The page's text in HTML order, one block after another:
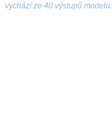
vychází ze 40 výstupů modelu.